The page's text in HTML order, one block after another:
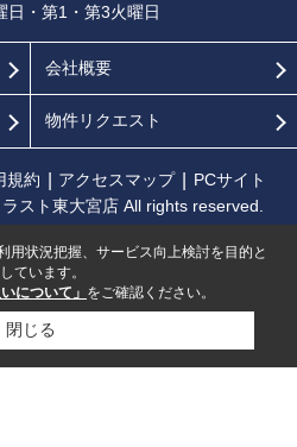
日・第1・第3火曜日
会社概要
物件リクエスト
規約 アクセスマップ
PCサイト
スト東大宮店 All rights reserved.
用状況把握、サービス向上検討を目的と
ています。
について」 をご確認ください。
閉じる